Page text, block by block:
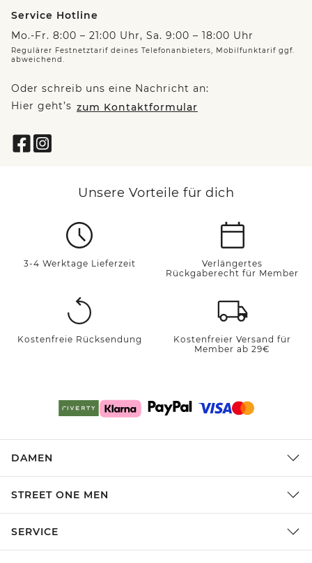
Service Hotline
Mo.-Fr. 8:00 – 21:00 Uhr, Sa. 9:00 – 18:00 Uhr
Regulärer Festnetztarif deines Telefonanbieters, Mobilfunktarif ggf.
abweichend.
Oder schreib uns eine Nachricht an:
Hier geht’s zum Kontaktformular
Unsere Vorteile für dich
3-4 Werktage Lieferzeit
Verlängertes
Rückgaberecht für Member
Kostenfreie Rücksendung
Kostenfreier Versand für
Member ab 29€
DAMEN
STREET ONE MEN
SERVICE